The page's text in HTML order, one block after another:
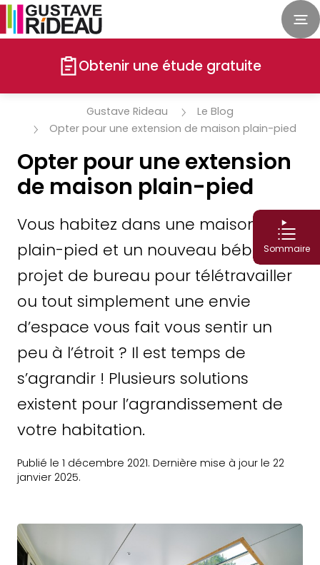
Obtenir une étude gratuite
Gustave Rideau
Le Blog
Opter pour une extension de maison plain-pied
Opter pour une extension
de maison plain-pied
Vous habitez dans une maison de
plain-pied et un nouveau bébé, un
projet de bureau pour télétravailler
ou tout simplement une envie
d’espace vous fait vous sentir un
peu à l’étroit ? Il est temps de
s’agrandir ! Plusieurs solutions
existent pour l’agrandissement de
votre habitation.
Publié le 1 décembre 2021. Dernière mise à jour le 22
janvier 2025.
Sommaire